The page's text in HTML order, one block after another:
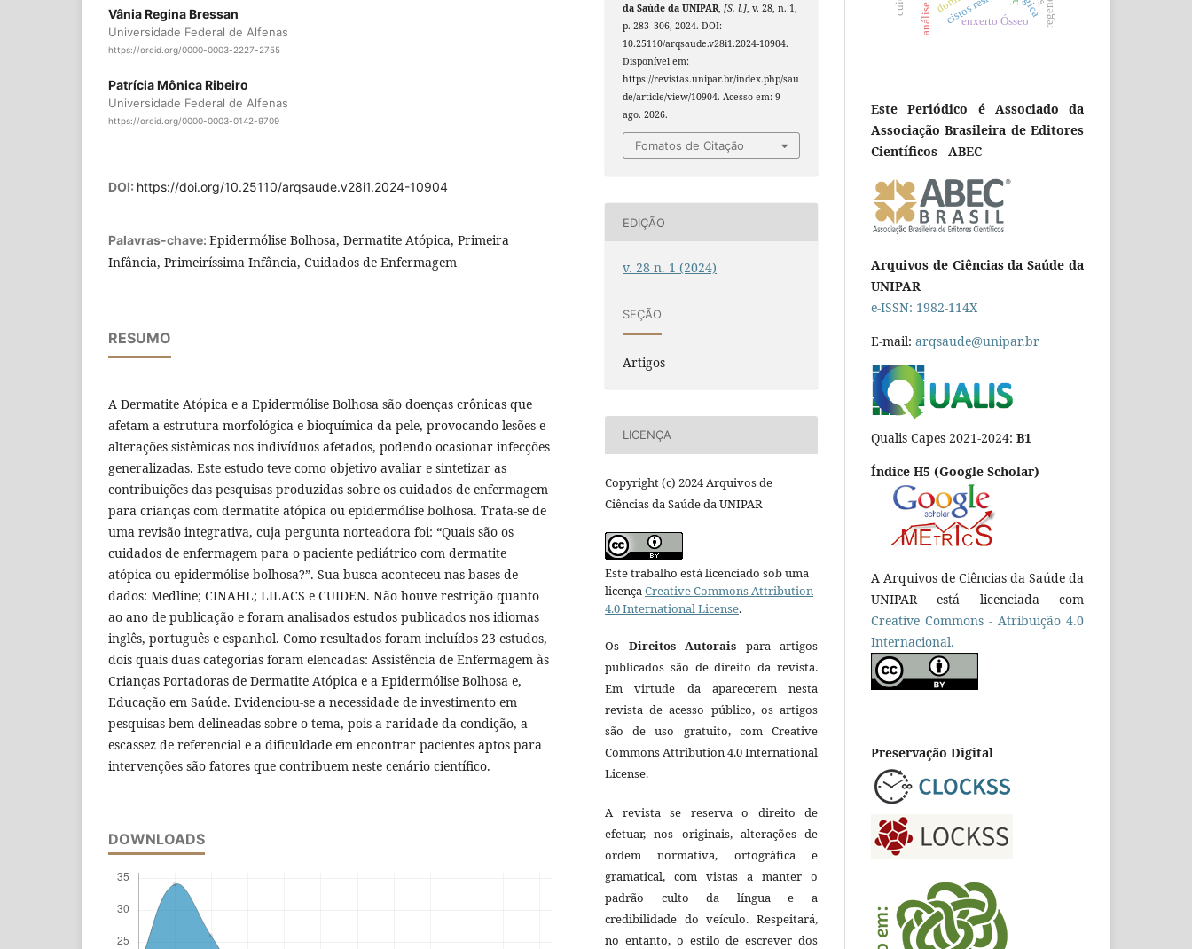
Vânia Regina Bressan
Universidade Federal de Alfenas
https://orcid.org/0000-0003-2227-2755
Patrícia Mônica Ribeiro
Universidade Federal de Alfenas
https://orcid.org/0000-0003-0142-9709
DOI: https://doi.org/10.25110/arqsaude.v28i1.2024-10904
Palavras-chave: Epidermólise Bolhosa, Dermatite Atópica, Primeira
Infância, Primeiríssima Infância, Cuidados de Enfermagem
RESUMO
A Dermatite Atópica e a Epidermólise Bolhosa são doenças crônicas que
afetam a estrutura morfológica e bioquímica da pele, provocando lesões e
alterações sistêmicas nos indivíduos afetados, podendo ocasionar infecções
generalizadas. Este estudo teve como objetivo avaliar e sintetizar as
contribuições das pesquisas produzidas sobre os cuidados de enfermagem
para crianças com dermatite atópica ou epidermólise bolhosa. Trata-se de
uma revisão integrativa, cuja pergunta norteadora foi: “Quais são os
cuidados de enfermagem para o paciente pediátrico com dermatite
atópica ou epidermólise bolhosa?”. Sua busca aconteceu nas bases de
dados: Medline; CINAHL; LILACS e CUIDEN. Não houve restrição quanto
ao ano de publicação e foram analisados estudos publicados nos idiomas
inglês, português e espanhol. Como resultados foram incluídos 23 estudos,
dois quais duas categorias foram elencadas: Assistência de Enfermagem às
Crianças Portadoras de Dermatite Atópica e a Epidermólise Bolhosa e,
Educação em Saúde. Evidenciou-se a necessidade de investimento em
pesquisas bem delineadas sobre o tema, pois a raridade da condição, a
escassez de referencial e a dificuldade em encontrar pacientes aptos para
intervenções são fatores que contribuem neste cenário científico.
DOWNLOADS
da Saúde da UNIPAR,[S. l.], v. 28, n. 1,
p. 283–306, 2024. DOI:
10.25110/arqsaude.v28i1.2024-10904.
Disponível em:
https://revistas.unipar.br/index.php/sau
de/article/view/10904. Acesso em: 9
ago. 2026.
Fomatos de Citação
EDIÇÃO
v. 28 n. 1 (2024)
SEÇÃO
Artigos
LICENÇA
Copyright (c) 2024 Arquivos de
Ciências da Saúde da UNIPAR
Este trabalho está licenciado sob uma
licença Creative Commons Attribution
4.0 International License.
Os Direitos Autorais para artigos
publicados são de direito da revista.
Em virtude da aparecerem nesta
revista de acesso público, os artigos
são de uso gratuito, com Creative
Commons Attribution 4.0 International
License.
A revista se reserva o direito de
efetuar, nos originais, alterações de
ordem normativa, ortográfica e
gramatical, com vistas a manter o
padrão culto da língua e a
credibilidade do veículo. Respeitará,
no entanto, o estilo de escrever dos
enxerto Ósseo
Este Periódico é Associado da
Associação Brasileira de Editores
Científicos - ABEC
Arquivos de Ciências da Saúde da
UNIPAR
e-ISSN: 1982-114X
E-mail: arqsaude@unipar.br
Qualis Capes 2021-2024: B1
Índice H5 (Google Scholar)
A Arquivos de Ciências da Saúde da
UNIPAR está licenciada com
Creative Commons - Atribuição 4.0
Internacional.
Preservação Digital